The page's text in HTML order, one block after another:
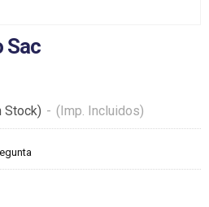
Sac
Stock) - (Imp. Incluidos)